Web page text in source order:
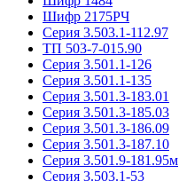
Шифр 2175РЧ
Серия 3.503.1-112.97
ТП 503-7-015.90
Серия 3.501.1-126
Серия 3.501.1-135
Серия 3.501.3-183.01
Серия 3.501.3-185.03
Серия 3.501.3-186.09
Серия 3.501.3-187.10
Серия 3.501.9-181.95м
Серия 3.503.1-53